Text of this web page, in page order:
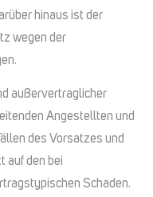
hinaus ist der
wegen der
außervertraglicher
Angestellten und
des Vorsatzes und
auf den bei
Schaden.